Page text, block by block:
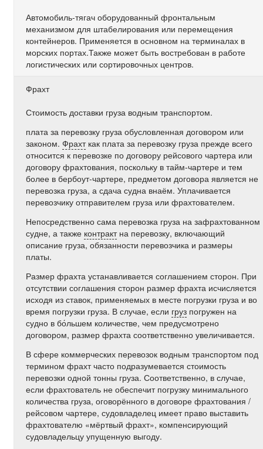
Автомобиль-тягач оборудованный фронтальным
механизмом для штабелирования или перемещения
контейнеров. Применяется в основном на терминалах в
морских портах.Также может быть востребован в работе
логистических или сортировочных центров.
Фрахт
Стоимость доставки груза водным транспортом.
плата за перевозку груза обусловленная договором или
законом.Фрахткак плата за перевозку груза прежде всего
относится к перевозке по договору рейсового чартера или
договору фрахтования, поскольку в тайм-чартере и тем
более в бербоут-чартере, предметом договора является не
перевозка груза, а сдача судна внаём. Уплачивается
перевозчику отправителем груза или фрахтователем.
Непосредственно сама перевозка груза на зафрахтованном
судне, а также контрактна перевозку, включающий
описание груза, обязанности перевозчика и размеры
платы.
Размер фрахта устанавливается соглашением сторон. При
отсутствии соглашения сторон размер фрахта исчисляется
исходя из ставок, применяемых в месте погрузки груза и во
время погрузки груза. В случае, если груз погружен на
судно в бо́льшем количестве, чем предусмотрено
договором, размер фрахта соответственно увеличивается.
В сфере коммерческих перевозок водным транспортом под
термином фрахт часто подразумевается стоимость
перевозки одной тонны груза. Соответственно, в случае,
если фрахтователь не обеспечит погрузку минимального
количества груза, оговорённого в договоре фрахтования /
рейсовом чартере, судовладелец имеет право выставить
фрахтователю «мёртвый фрахт», компенсирующий
судовладельцу упущенную выгоду.